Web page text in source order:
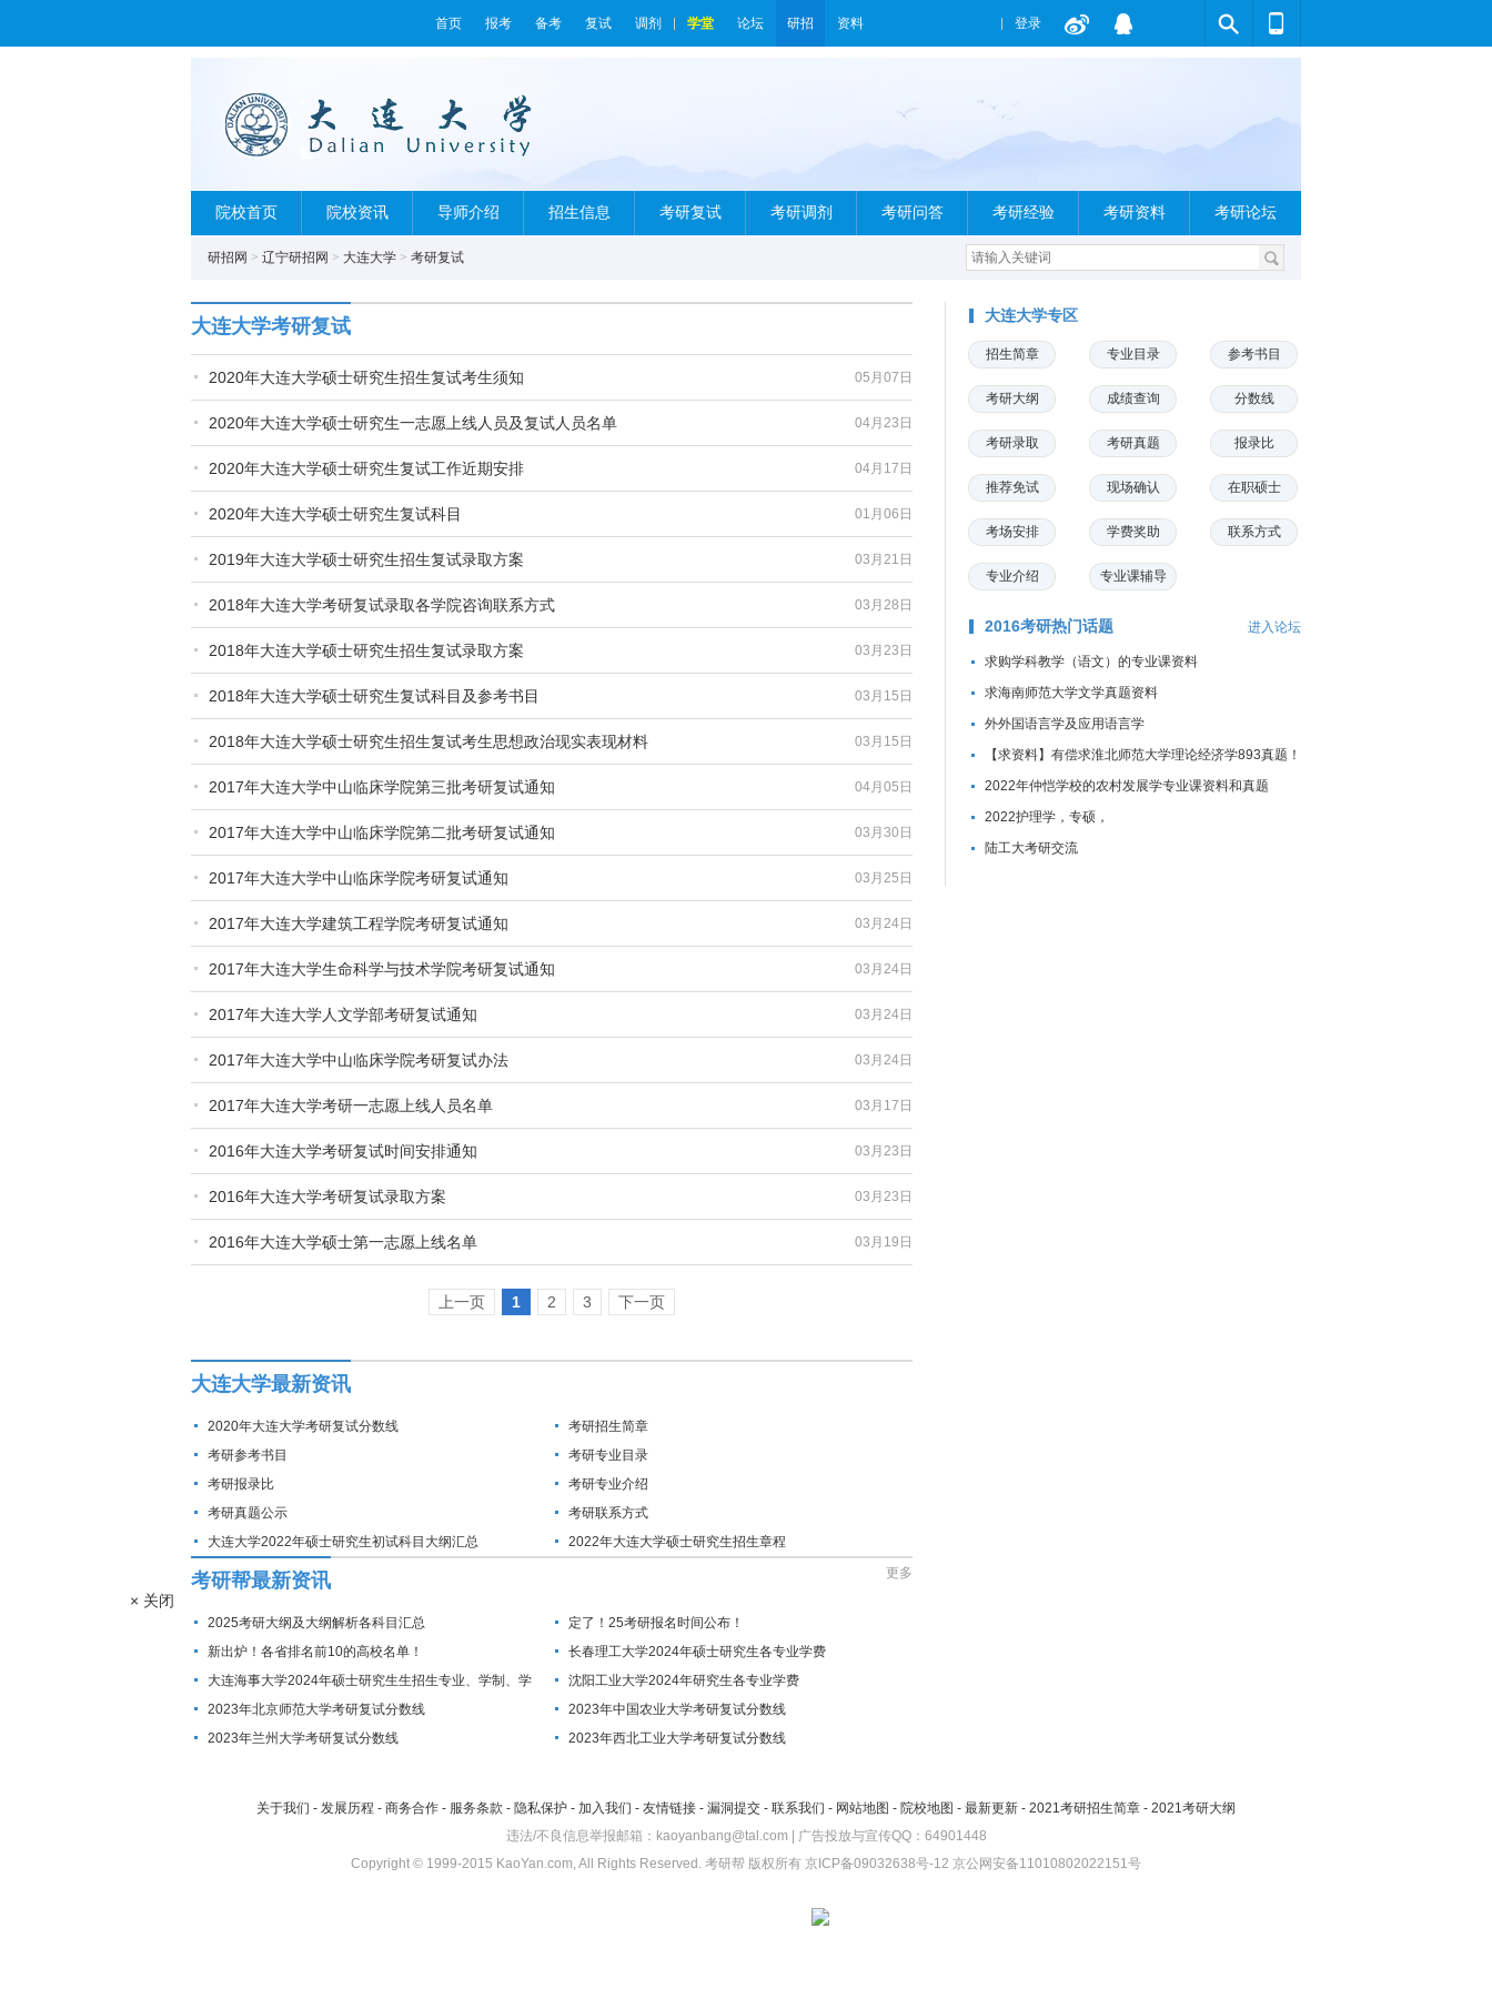
首页 报考 备考 复试 调剂 学堂 论坛 研招 资料 登录
院校首页 院校资讯 导师介绍 招生信息 考研复试 考研调剂 考研问答 考研经验 考研资料 考研论坛
研招网 > 辽宁研招网 > 大连大学 > 考研复试
大连大学考研复试
05月07日
2020年大连大学硕士研究生招生复试考生须知
04月23日
2020年大连大学硕士研究生一志愿上线人员及复试人员名单
04月17日
2020年大连大学硕士研究生复试工作近期安排
01月06日
2020年大连大学硕士研究生复试科目
03月21日
2019年大连大学硕士研究生招生复试录取方案
03月28日
2018年大连大学考研复试录取各学院咨询联系方式
03月23日
2018年大连大学硕士研究生招生复试录取方案
03月15日
2018年大连大学硕士研究生复试科目及参考书目
03月15日
2018年大连大学硕士研究生招生复试考生思想政治现实表现材料
04月05日
2017年大连大学中山临床学院第三批考研复试通知
03月30日
2017年大连大学中山临床学院第二批考研复试通知
03月25日
2017年大连大学中山临床学院考研复试通知
03月24日
2017年大连大学建筑工程学院考研复试通知
03月24日
2017年大连大学生命科学与技术学院考研复试通知
03月24日
2017年大连大学人文学部考研复试通知
03月24日
2017年大连大学中山临床学院考研复试办法
03月17日
2017年大连大学考研一志愿上线人员名单
03月23日
2016年大连大学考研复试时间安排通知
03月23日
2016年大连大学考研复试录取方案
03月19日
2016年大连大学硕士第一志愿上线名单
上一页 1 2 3 下一页
大连大学最新资讯
2020年大连大学考研复试分数线
考研招生简章
考研参考书目
考研专业目录
考研报录比
考研专业介绍
考研真题公示
考研联系方式
大连大学2022年硕士研究生初试科目大纲汇总
2022年大连大学硕士研究生招生章程
考研帮最新资讯 更多
2025考研大纲及大纲解析各科目汇总
定了！25考研报名时间公布！
新出炉！各省排名前10的高校名单！
长春理工大学2024年硕士研究生各专业学费
大连海事大学2024年硕士研究生生招生专业、学制、学
费标准及拟招生人数
沈阳工业大学2024年研究生各专业学费
2023年北京师范大学考研复试分数线
2023年中国农业大学考研复试分数线
2023年兰州大学考研复试分数线
2023年西北工业大学考研复试分数线
大连大学专区
招生简章 专业目录 参考书目
考研大纲 成绩查询 分数线
考研录取 考研真题 报录比
推荐免试 现场确认 在职硕士
考场安排 学费奖助 联系方式
专业介绍 专业课辅导
2016考研热门话题 进入论坛
求购学科教学（语文）的专业课资料
求海南师范大学文学真题资料
外外国语言学及应用语言学
【求资料】有偿求淮北师范大学理论经济学893真题！
2022年仲恺学校的农村发展学专业课资料和真题
2022护理学，专硕，
陆工大考研交流
关于我们 - 发展历程 - 商务合作 - 服务条款 - 隐私保护 - 加入我们 - 友情链接 - 漏洞提交 - 联系我们 - 网站地图 - 院校地图 - 最新更新 - 2021考研招生简章 - 2021考研大纲
违法/不良信息举报邮箱：kaoyanbang@tal.com | 广告投放与宣传QQ：64901448
Copyright © 1999-2015 KaoYan.com, All Rights Reserved. 考研帮 版权所有 京ICP备09032638号-12 京公网安备11010802022151号
× 关闭